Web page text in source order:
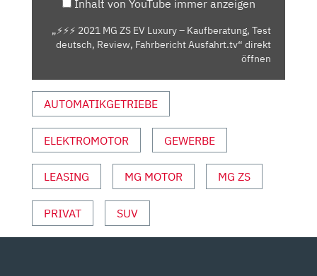
KAUFBERATUNG,
DEUTSCH,
AUSFAHRT.TV“
VON
YOUTUBE
ANZEIGEN
Inhalt von YouTube immer anzeigen
„⚡️⚡️⚡️ 2021 MG ZS EV Luxury – Kaufberatung, Test
deutsch, Review, Fahrbericht Ausfahrt.tv“ direkt
öffnen
AUTOMATIKGETRIEBE
ELEKTROMOTOR GEWERBE
LEASING MG MOTOR MG ZS
PRIVAT SUV